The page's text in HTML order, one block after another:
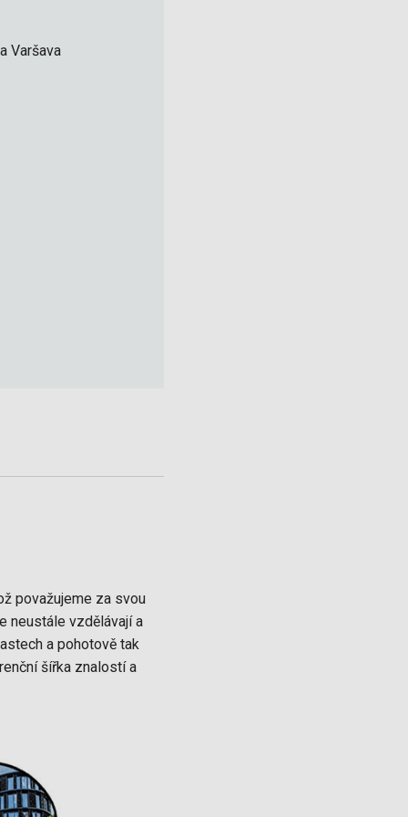
Varšava
považujeme za svou
neustále vzdělávají a
a pohotově tak
šířka znalostí a